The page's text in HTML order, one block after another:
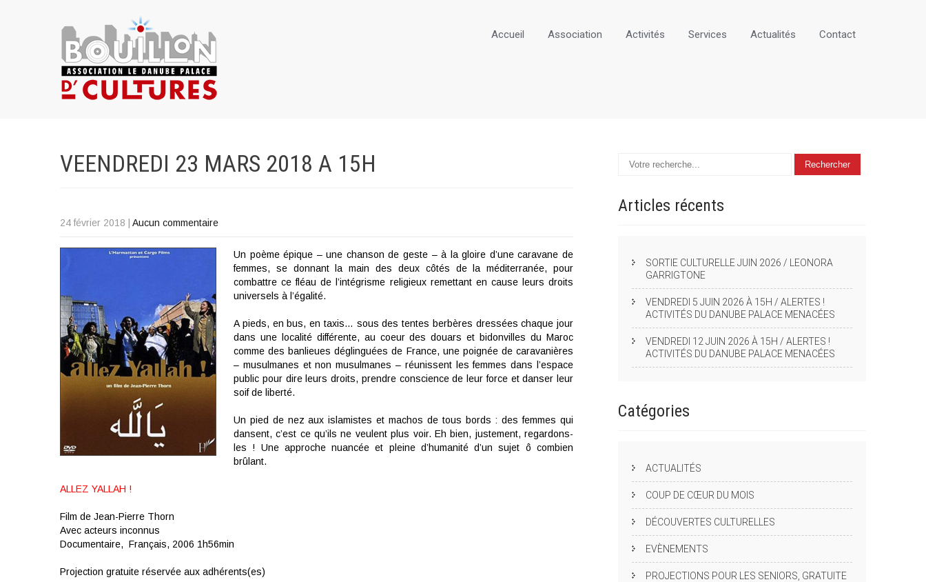
Accueil Association Activités Services Actualités Contact
VEENDREDI 23 MARS 2018 A 15H
24 février 2018 Aucun commentaire
Un poème épique – une chanson de geste – à la gloire d’une caravane de
femmes, se donnant la main des deux côtés de la méditerranée, pour
combattre ce fléau de l’intégrisme religieux remettant en cause leurs droits
universels à l’égalité.
A pieds, en bus, en taxis… sous des tentes berbères dressées chaque jour
dans une localité différente, au coeur des douars et bidonvilles du Maroc
comme des banlieues déglinguées de France, une poignée de caravanières
– musulmanes et non musulmanes – réunissent les femmes dans l’espace
public pour dire leurs droits, prendre conscience de leur force et danser leur
soif de liberté.
Un pied de nez aux islamistes et machos de tous bords : des femmes qui
dansent, c’est ce qu’ils ne veulent plus voir. Eh bien, justement, regardons-
les ! Une approche nuancée et pleine d’humanité d’un sujet ô combien
brûlant.
ALLEZ YALLAH !
Film de Jean-Pierre Thorn
Avec acteurs inconnus
Documentaire, Français, 2006 1h56min
Projection gratuite réservée aux adhérents(es)
Articles récents
SORTIE CULTURELLE JUIN 2026 / LEONORA
GARRIGTONE
VENDREDI 5 JUIN 2026 À 15H / ALERTES !
ACTIVITÉS DU DANUBE PALACE MENACÉES
VENDREDI 12 JUIN 2026 À 15H / ALERTES !
ACTIVITÉS DU DANUBE PALACE MENACÉES
Catégories
ACTUALITÉS
COUP DE CŒUR DU MOIS
DÉCOUVERTES CULTURELLES
EVÈNEMENTS
PROJECTIONS POUR LES SENIORS, GRATUITE